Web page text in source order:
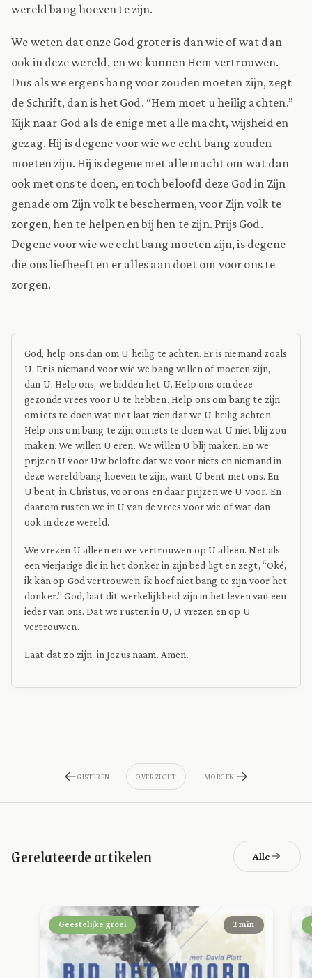
wereld bang hoeven te zijn.
We weten dat onze God groter is dan wie of wat dan
ook in deze wereld, en we kunnen Hem vertrouwen.
Dus als we ergens bang voor zouden moeten zijn, zegt
de Schrift, dan is het God. “Hem moet u heilig achten.”
Kijk naar God als de enige met alle macht, wijsheid en
gezag. Hij is degene voor wie we echt bang zouden
moeten zijn. Hij is degene met alle macht om wat dan
ook met ons te doen, en toch beloofd deze God in Zijn
genade om Zijn volk te beschermen, voor Zijn volk te
zorgen, hen te helpen en bij hen te zijn. Prijs God.
Degene voor wie we echt bang moeten zijn, is degene
die ons liefheeft en er alles aan doet om voor ons te
zorgen.
God, help ons dan om U heilig te achten. Er is niemand zoals
U. Er is niemand voor wie we bang willen of moeten zijn,
dan U. Help ons, we bidden het U. Help ons om deze
gezonde vrees voor U te hebben. Help ons om bang te zijn
om iets te doen wat niet laat zien dat we U heilig achten.
Help ons om bang te zijn om iets te doen wat U niet blij zou
maken. We willen U eren. We willen U blij maken. En we
prijzen U voor Uw belofte dat we voor niets en niemand in
deze wereld bang hoeven te zijn, want U bent met ons. En
U bent, in Christus, voor ons en daar prijzen we U voor. En
daarom rusten we in U van de vrees voor wie of wat dan
ook in deze wereld.
We vrezen U alleen en we vertrouwen op U alleen. Net als
een vierjarige die in het donker in zijn bed ligt en zegt, “Oké,
ik kan op God vertrouwen, ik hoef niet bang te zijn voor het
donker.” God, laat dit werkelijkheid zijn in het leven van een
ieder van ons. Dat we rusten in U, U vrezen en op U
vertrouwen.
Laat dat zo zijn, in Jezus naam. Amen.
GISTEREN OVERZICHT MORGEN
Gerelateerde artikelen Alle
Geestelijke groei 2 min